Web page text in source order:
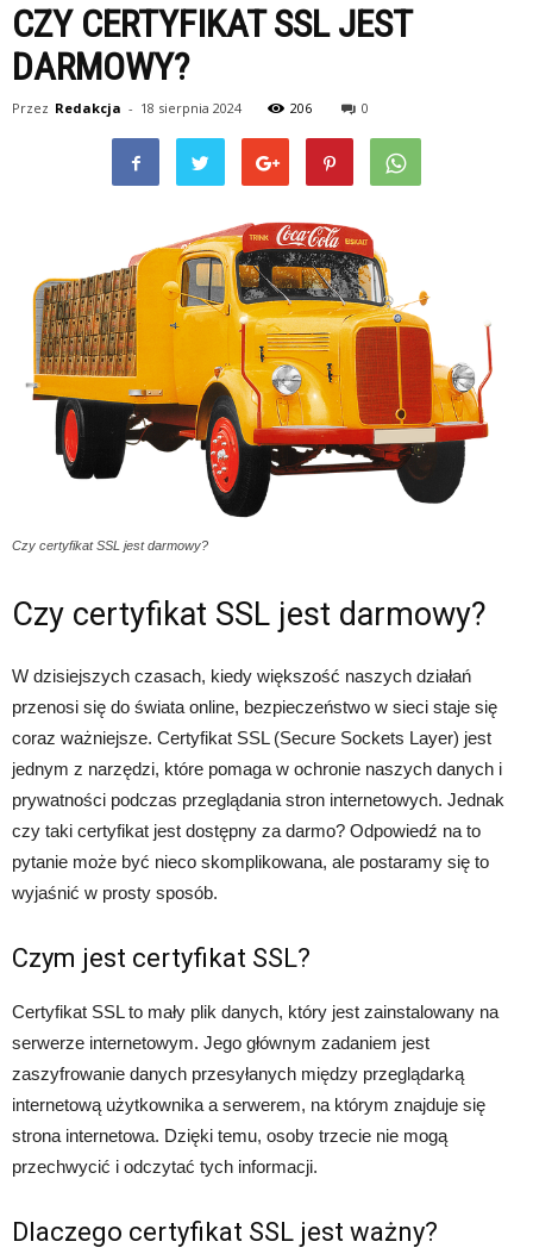
CZY CERTYFIKAT SSL JEST
DARMOWY?
Przez Redakcja - 18 sierpnia 2024 206 0
Czy certyfikat SSL jest darmowy?
Czy certyfikat SSL jest darmowy?
W dzisiejszych czasach, kiedy większość naszych działań
przenosi się do świata online, bezpieczeństwo w sieci staje się
coraz ważniejsze. Certyfikat SSL (Secure Sockets Layer) jest
jednym z narzędzi, które pomaga w ochronie naszych danych i
prywatności podczas przeglądania stron internetowych. Jednak
czy taki certyfikat jest dostępny za darmo? Odpowiedź na to
pytanie może być nieco skomplikowana, ale postaramy się to
wyjaśnić w prosty sposób.
Czym jest certyfikat SSL?
Certyfikat SSL to mały plik danych, który jest zainstalowany na
serwerze internetowym. Jego głównym zadaniem jest
zaszyfrowanie danych przesyłanych między przeglądarką
internetową użytkownika a serwerem, na którym znajduje się
strona internetowa. Dzięki temu, osoby trzecie nie mogą
przechwycić i odczytać tych informacji.
Dlaczego certyfikat SSL jest ważny?